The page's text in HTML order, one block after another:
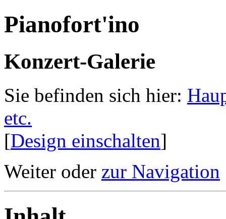
Pianofort'ino
Konzert-Galerie
Sie befinden sich hier:
etc.
[Design einschalten]
Weiter oder zur Navigation